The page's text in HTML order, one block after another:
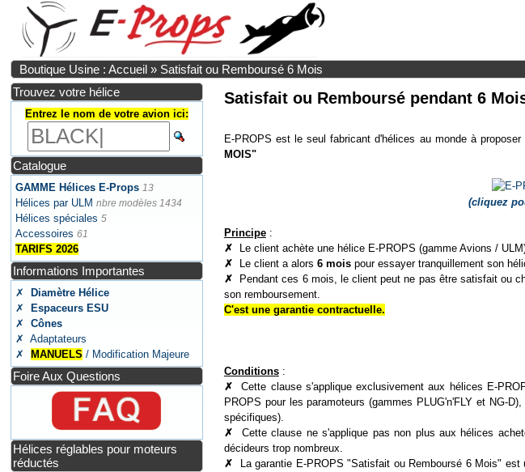
Boutique Usine : Accueil » Satisfait ou Remboursé 6 Mois
Trouvez votre hélice
Entrez le nom de votre avion ici:
Catalogue
GAMME Hélices E-Props 13
Hélices par ULM nbre modèles 1434
Hélices spéciales 5
Accessoires 61
TARIFS 2026
Informations Importantes
✗
Diamètre Hélice
✗
Espaceurs ESU
✗
Cônes
✗ Adaptateurs
✗
MANUELS / Modification Majeure
Foire Aux Questions
Hélices réglables pour moteurs
réductés
Satisfait ou Remboursé pendant 6
E-PROPS est le seul fabricant d'hélices au monde à proposer
MOIS"
(cliquez
Principe:
✗
Le client achète une hélice E-PROPS (gamme Avions /
✗
Le client a alors 6 moispour essayer tranquillement son
✗
Pendant ces 6 mois, le client peut ne pas être satisfait ou
son remboursement.
C'est une garantie contractuelle.
Conditions:
✗Cette clause s'applique exclusivement aux hélices E-
PROPS pour les paramoteurs (gammes PLUG'n'FLY et NG-
spécifiques).
✗ Cette clause ne s'applique pas non plus aux hélices
décideurs trop nombreux.
✗
La garantie E-PROPS "Satisfait ou Remboursé 6 Mois"